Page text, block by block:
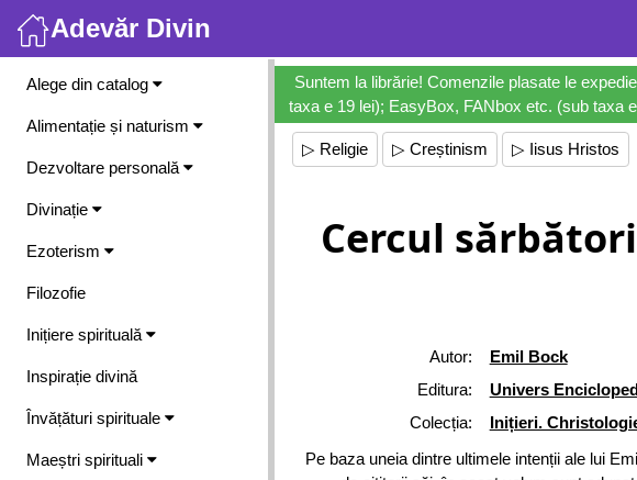
Adevăr Divin
Meniu
Alege din catalog
Alimentație și naturism
Dezvoltare personală
Divinație
Ezoterism
Filozofie
Inițiere spirituală
Inspirație divină
Învățături spirituale
Maeștri spirituali
Suntem la librărie! Comenzile plasate le
taxa e 19 lei); EasyBox, FANbox etc. (sub taxa
▷ Religie ▷ Creștinism ▷ Iisus Hristos
Cercul
Autor:
Emil Bock
Editura:
Univers
Colecția:
Inițieri.
Pe baza uneia dintre ultimele intenții ale lui